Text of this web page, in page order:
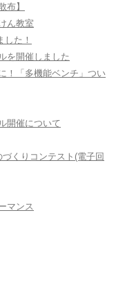
布】
ん教室
た！
を開催しました
！「多機能ベンチ」つい
開催について
くりコンテスト(電子回
マンス